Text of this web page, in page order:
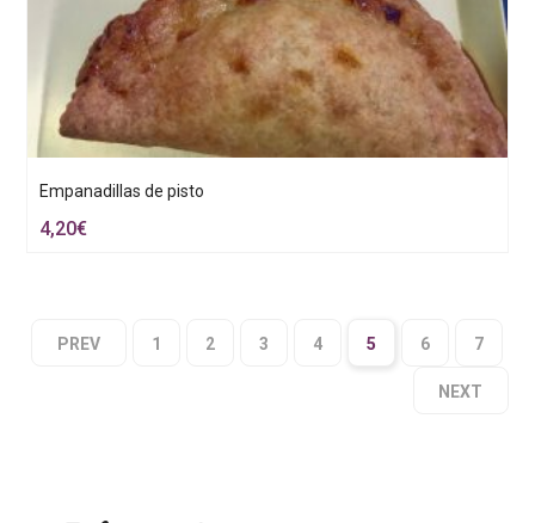
Empanadillas de pisto
4,20€
PREV 1 2 3 4 5 6 7
NEXT